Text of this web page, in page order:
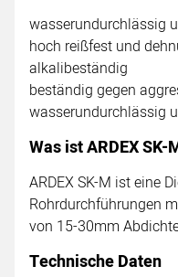
wasserundurchlässig
hoch reißfest und
alkalibeständig
beständig gegen
wasserundurchlässig
Was ist ARDEX SK-
ARDEX SK-M ist eine
Rohrdurchführungen
von 15-30mm
Technische Daten